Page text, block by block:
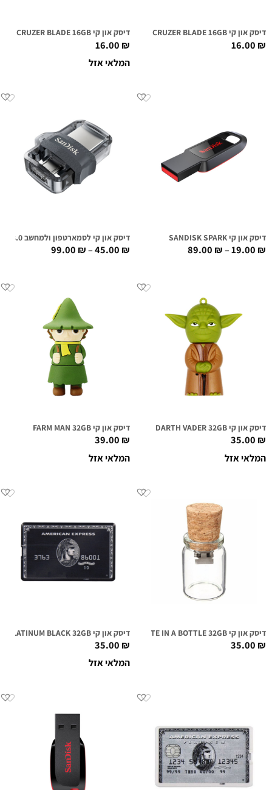
דיסק און קי SANDISK CRUZER BLADE 16GB ורוד
16.00₪
דיסק און קי SANDISK CRUZER BLADE 16GB ירוק
16.00₪
המלאי אזל
דיסק און קי SANDISK SPARK
19.00₪
–
89.00₪
דיסק און קי לסמארטפון ולמחשב SANDISK ULTRA OTG DUAL DRIVE M3.0
45.00₪
–
99.00₪
דיסק און קי DARTH VADER 32GB
35.00₪
המלאי אזל
דיסק און קי FARM MAN 32GB
39.00₪
המלאי אזל
דיסק און קי NOTE IN A BOTTLE 32GB
35.00₪
דיסק און קי PLATINUM BLACK 32GB
35.00₪
המלאי אזל